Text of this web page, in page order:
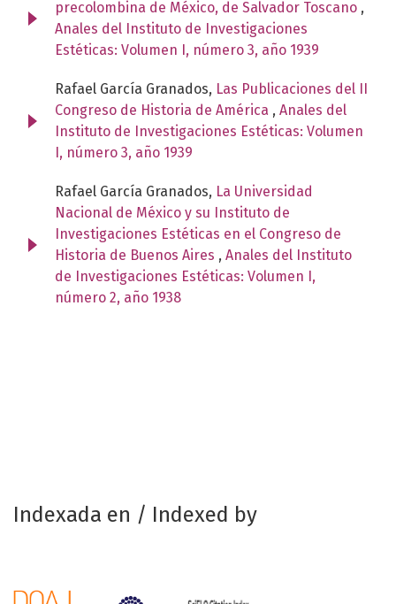
precolombina de México, de Salvador Toscano ,
Anales del Instituto de Investigaciones
Estéticas: Volumen I, número 3, año 1939
Rafael García Granados, Las Publicaciones del II
Congreso de Historia de América , Anales del
Instituto de Investigaciones Estéticas: Volumen
I, número 3, año 1939
Rafael García Granados, La Universidad
Nacional de México y su Instituto de
Investigaciones Estéticas en el Congreso de
Historia de Buenos Aires , Anales del Instituto
de Investigaciones Estéticas: Volumen I,
número 2, año 1938
Indexada en / Indexed by